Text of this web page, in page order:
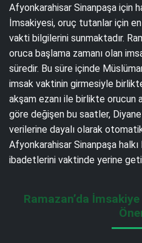
Afyonkarahisar Sinanpaşa için
İmsakiyesi, oruç tutanlar için
vakti bilgilerini sunmaktadır.
oruca başlama zamanı olan
süredir. Bu süre içinde
imsak vaktinin girmesiyle
akşam ezanı ile birlikte orucun
göre değişen bu saatler,
verilerine dayalı olarak
Afyonkarahisar Sinanpaşa
ibadetlerini vaktinde yerine
Ramazan’da